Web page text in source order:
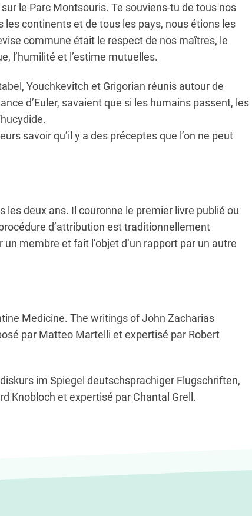
le Parc Montsouris. Te souviens-tu de tous nos
continents et de tous les pays, nous étions les
commune était le respect de nos maîtres, le
l’humilité et l’estime mutuelles.
Youchkevitch et Grigorian réunis autour de
d’Euler, savaient que si les humains passent, les
savoir qu’il y a des préceptes que l’on ne peut
deux ans. Il couronne le premier livre publié ou
d’attribution est traditionnellement
membre et fait l’objet d’un rapport par un autre
Medicine. The writings of John Zacharias
par Matteo Martelli et expertisé par Robert
im Spiegel deutschsprachiger Flugschriften,
Knobloch et expertisé par Chantal Grell.